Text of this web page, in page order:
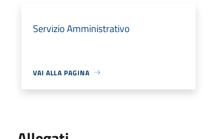
Servizio Amministrativo
VAI ALLA PAGINA